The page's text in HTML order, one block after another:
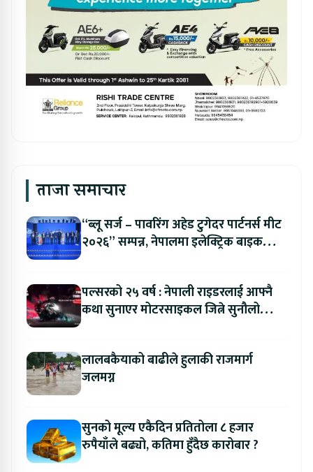
ताजा समाचार
“ब्लू सर्ज – पावरिंग अहेड टुगेदर पार्टनर्स मीट
२०२६” सम्पन्न, नेपालमा इलेक्ट्रिक बाइक
पल्सरको २५ वर्ष : नेपाली राइडरलाई आफ्नै
कथा सुनाएर मोटरसाइकल जित्ने सुनौलो
लालबकैयाको बाढीले हुलाकी राजमार्ग
जलमग्न
सुनको मूल्य एकैदिन प्रतितोला ८ हजार
रुपैयाँले बढ्यो, कतिमा हुँदैछ कारोबार ?